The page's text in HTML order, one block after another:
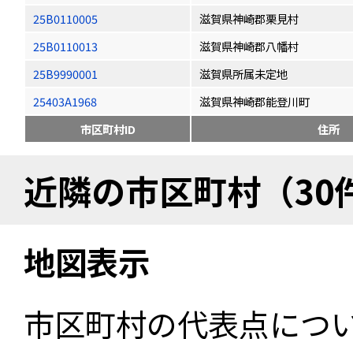
25B0110005
滋賀県神崎郡栗見村
25B0110013
滋賀県神崎郡八幡村
25B9990001
滋賀県所属未定地
25403A1968
滋賀県神崎郡能登川町
市区町村ID
住所
近隣の市区町村（30
地図表示
市区町村の代表点につ